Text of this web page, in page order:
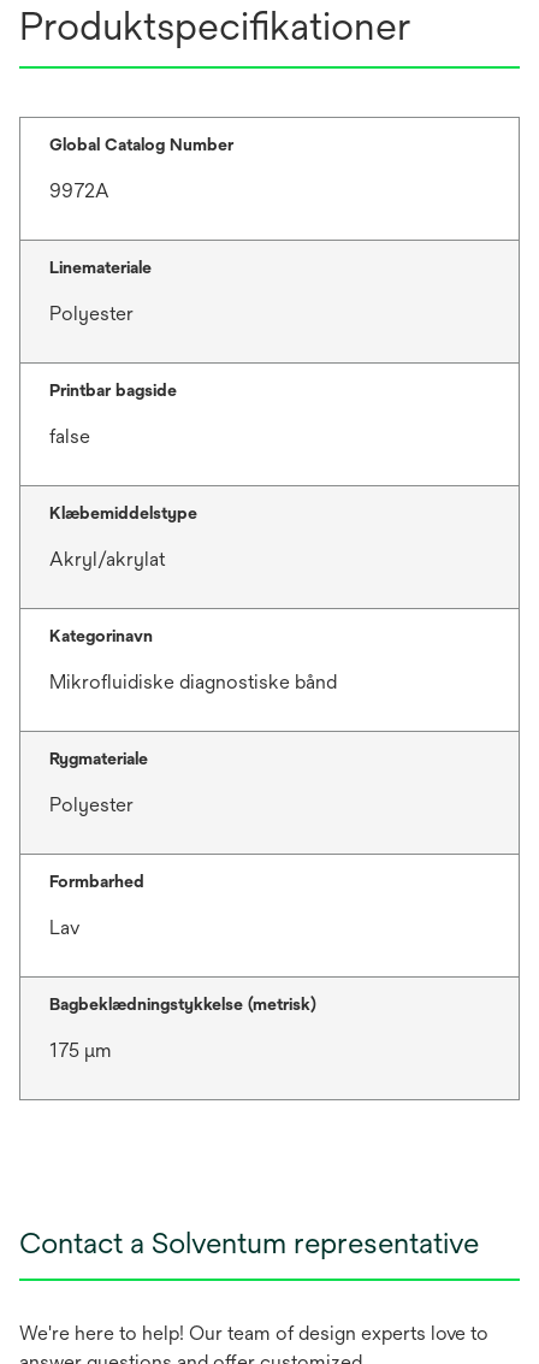
Produktspecifikationer
Global Catalog Number
9972A
Linemateriale
Polyester
Printbar bagside
false
Klæbemiddelstype
Akryl/akrylat
Kategorinavn
Mikrofluidiske diagnostiske bånd
Rygmateriale
Polyester
Formbarhed
Lav
Bagbeklædningstykkelse (metrisk)
175 μm
Contact a Solventum representative
We're here to help! Our team of design experts love to